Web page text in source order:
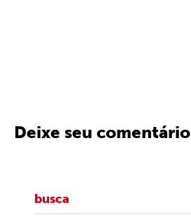
Deixe seu comentário